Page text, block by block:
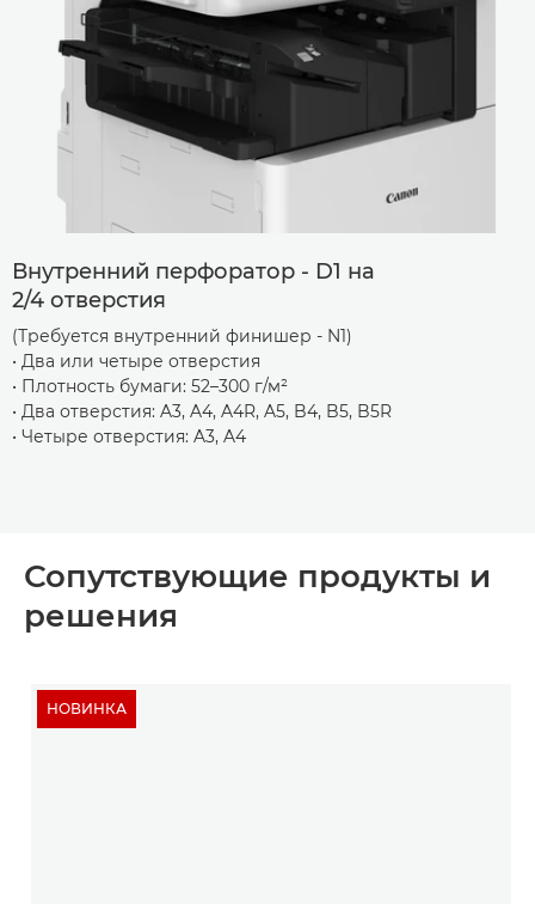
Внутренний перфоратор - D1 на
2/4 отверстия
(Требуется внутренний финишер - N1)
• Два или четыре отверстия
• Плотность бумаги: 52–300 г/м²
• Два отверстия: A3, A4, A4R, A5, B4, B5, B5R
• Четыре отверстия: A3, A4
Сопутствующие продукты и
решения
НОВИНКА